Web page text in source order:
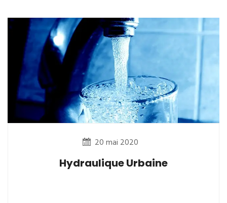
20 mai 2020
Hydraulique Urbaine